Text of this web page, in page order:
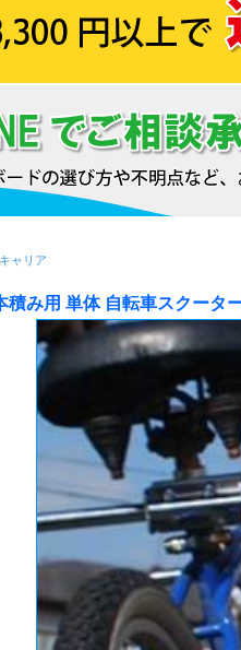
ャリア
み用 単体 自転車スクータ